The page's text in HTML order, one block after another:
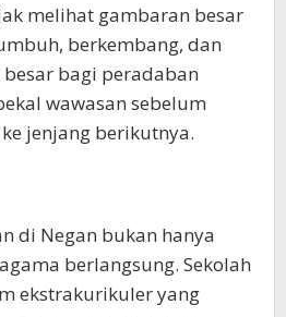
melihat gambaran besar
berkembang, dan
bagi peradaban
wawasan sebelum
jenjang berikutnya.
di Negan bukan hanya
berlangsung. Sekolah
ekstrakurikuler yang